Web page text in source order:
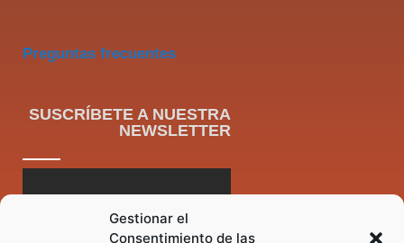
Gestionar el
Consentimiento de las
Preguntas frecuentes
SUSCRÍBETE A NUESTRA
NEWSLETTER